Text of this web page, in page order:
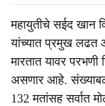
महायुतीचे सईद खान
यांच्यात प्रमुख
मारतात यावर
असणार आहे. संख्याबळ
132 मतांसह सर्वात